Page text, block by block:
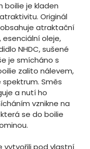
boilie je kladen
Originál
atraktační
esenciální oleje,
NHDC, sušené
je smícháno s
zalito nálevem,
Směs
a nutí ho
vznikne na
se do boilie